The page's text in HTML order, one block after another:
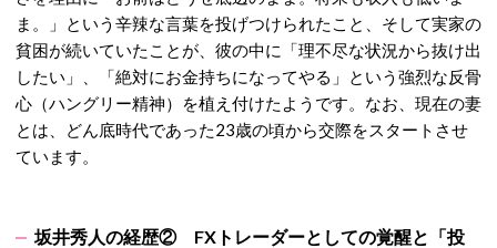
ま。」という辛辣な言葉を投げつけられたこと、そして実家の
貧困が続いていたことが、彼の中に「理不尽な状況から抜け出
したい」、「絶対にお金持ちになってやる」という強烈な反骨
心（ハングリー精神）を植え付けたようです。なお、現在の妻
とは、どん底時代であった23歳の頃から交際をスタートさせ
ています。
坂井秀人の経歴② FXトレーダーとしての覚醒と「投